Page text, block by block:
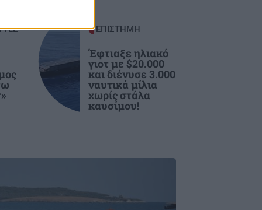
ΕΠΙΣΤΗΜΗ
Έφτιαξε ηλιακό
γιοτ με $20.000
και διένυσε 3.000
ναυτικά μίλια
χωρίς στάλα
καυσίμου!